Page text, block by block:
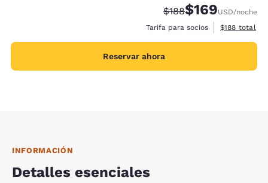
Precio tachado:
$188Precio con
$169USD/noche
Tarifa para socios
Ver detalles
$188 total
Reservar ahora
INFORMACIÓN
Detalles esenciales